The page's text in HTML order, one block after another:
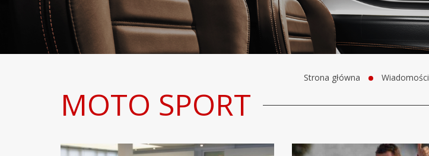
Strona główna Wiadomości
MOTO SPORT